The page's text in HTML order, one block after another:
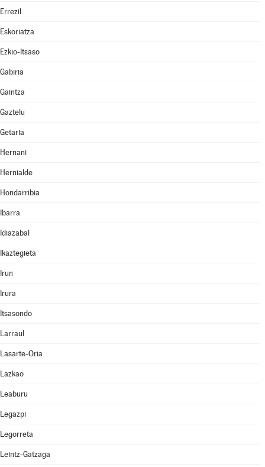
Errezil
Eskoriatza
Ezkio-Itsaso
Gabiria
Gaintza
Gaztelu
Getaria
Hernani
Hernialde
Hondarribia
Ibarra
Idiazabal
Ikaztegieta
Irun
Irura
Itsasondo
Larraul
Lasarte-Oria
Lazkao
Leaburu
Legazpi
Legorreta
Leintz-Gatzaga